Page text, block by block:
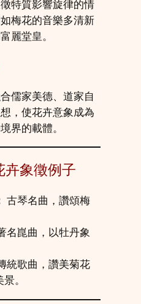
特質影響旋律的情
梅花的音樂多清新
麗堂皇。
儒家美德、道家自
，使花卉意象成為
界的載體。
卉象徵例子
古琴名曲，讚頌梅
名崑曲，以牡丹象
統歌曲，讚美菊花
。